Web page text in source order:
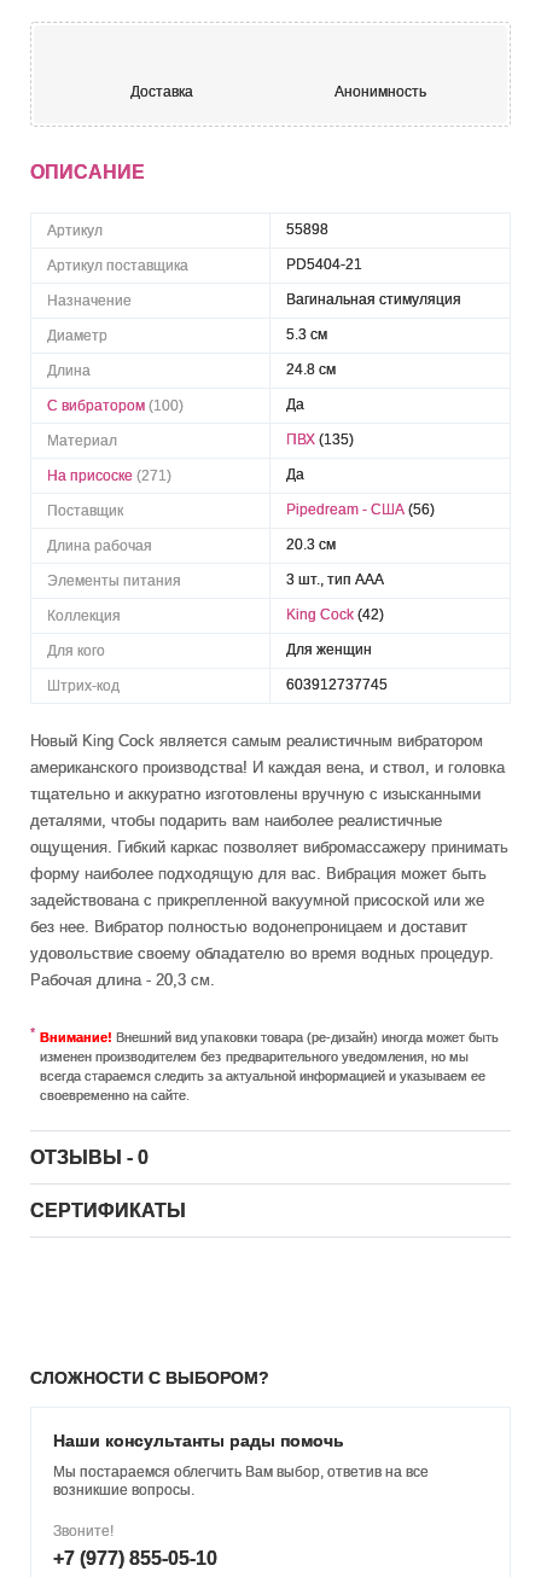
Доставка Анонимность
ОПИСАНИЕ
Артикул 55898
Артикул поставщика PD5404-21
Назначение Вагинальная стимуляция
Диаметр 5.3 см
Длина 24.8 см
С вибратором (100) Да
Материал ПВХ (135)
На присоске (271) Да
Поставщик Pipedream - США (56)
Длина рабочая 20.3 см
Элементы питания 3 шт., тип AAA
Коллекция King Cock (42)
Для кого Для женщин
Штрих-код 603912737745
Новый King Cock является самым реалистичным вибратором
американского производства! И каждая вена, и ствол, и головка
тщательно и аккуратно изготовлены вручную с изысканными
деталями, чтобы подарить вам наиболее реалистичные
ощущения. Гибкий каркас позволяет вибромассажеру принимать
форму наиболее подходящую для вас. Вибрация может быть
задействована с прикрепленной вакуумной присоской или же
без нее. Вибратор полностью водонепроницаем и доставит
удовольствие своему обладателю во время водных процедур.
Рабочая длина - 20,3 см.
Внимание! Внешний вид упаковки товара (ре-дизайн) иногда может быть
изменен производителем без предварительного уведомления, но мы
всегда стараемся следить за актуальной информацией и указываем ее
своевременно на сайте.
ОТЗЫВЫ - 0
СЕРТИФИКАТЫ
СЛОЖНОСТИ С ВЫБОРОМ?
Наши консультанты рады помочь
Мы постараемся облегчить Вам выбор, ответив на все
возникшие вопросы.
Звоните!
+7 (977) 855-05-10